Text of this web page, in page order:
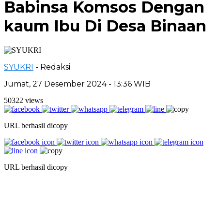
Babinsa Komsos Dengan
kaum Ibu Di Desa Binaan
SYUKRI - Redaksi
Jumat, 27 Desember 2024 - 13:36 WIB
50322 views
URL berhasil dicopy
URL berhasil dicopy